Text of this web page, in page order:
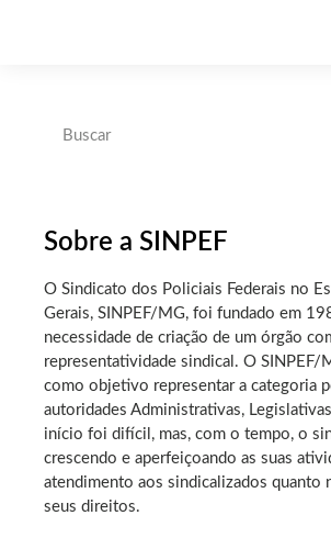
Sobre a SINPEF
O Sindicato dos Policiais Federais no
Gerais, SINPEF/MG, foi fundado em
necessidade de criação de um órgão
representatividade sindical. O SINPEF/
como objetivo representar a categoria
autoridades Administrativas,
início foi difícil, mas, com o tempo, o
crescendo e aperfeiçoando as suas
atendimento aos sindicalizados quanto
seus direitos.